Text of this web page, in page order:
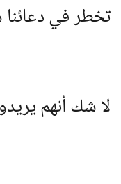
تخطر في دعائنا
لا شك أنهم